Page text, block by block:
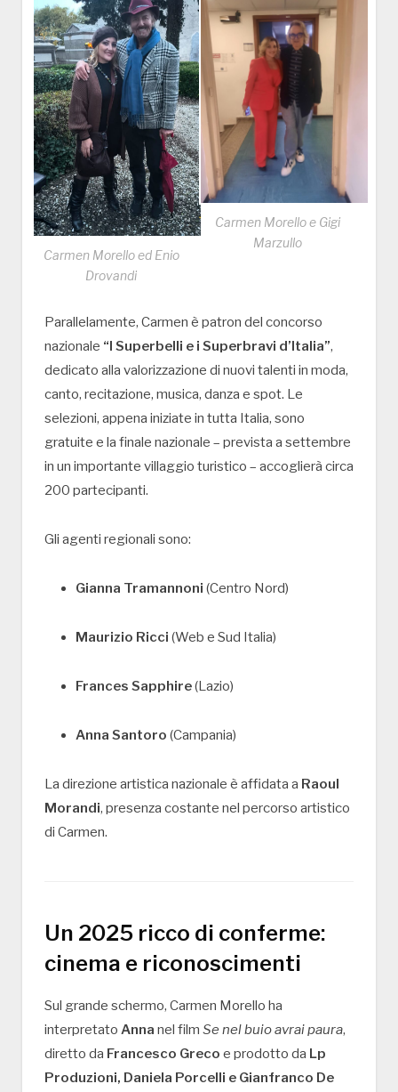
Carmen Morello ed Enio
Drovandi
Carmen Morello e Gigi
Marzullo
Parallelamente, Carmen è patron del concorso
nazionale “I Superbelli e i Superbravi d’Italia”,
dedicato alla valorizzazione di nuovi talenti in moda,
canto, recitazione, musica, danza e spot. Le
selezioni, appena iniziate in tutta Italia, sono
gratuite e la finale nazionale – prevista a settembre
in un importante villaggio turistico – accoglierà circa
200 partecipanti.
Gli agenti regionali sono:
Gianna Tramannoni (Centro Nord)
Maurizio Ricci (Web e Sud Italia)
Frances Sapphire(Lazio)
Anna Santoro (Campania)
La direzione artistica nazionale è affidata a Raoul
Morandi, presenza costante nel percorso artistico
di Carmen.
Un 2025 ricco di conferme:
cinema e riconoscimenti
Sul grande schermo, Carmen Morello ha
interpretato Anna nel film Se nel buio avrai paura,
diretto da Francesco Greco e prodotto da Lp
Produzioni, Daniela Porcelli e Gianfranco De